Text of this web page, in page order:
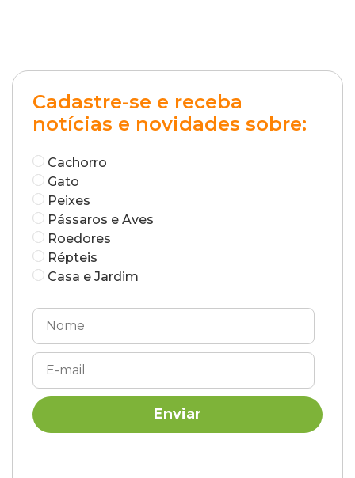
Cadastre-se e receba
notícias e novidades sobre:
Cachorro
Gato
Peixes
Pássaros e Aves
Roedores
Répteis
Casa e Jardim